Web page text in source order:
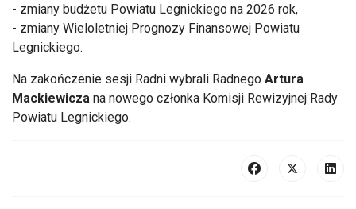
- zmiany budżetu Powiatu Legnickiego na 2026 rok,
- zmiany Wieloletniej Prognozy Finansowej Powiatu
Legnickiego.
Na zakończenie sesji Radni wybrali Radnego Artura
Mackiewicza na nowego członka Komisji Rewizyjnej Rady
Powiatu Legnickiego.